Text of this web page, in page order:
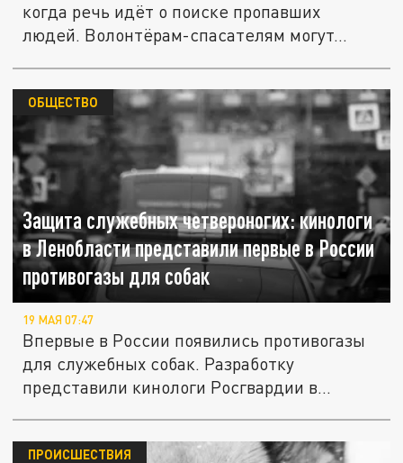
когда речь идёт о поиске пропавших
людей. Волонтёрам-спасателям могут...
Защита служебных четвероногих: кинологи
в Ленобласти представили первые в России
противогазы для собак
ОБЩЕСТВО
19 МАЯ 07:47
Впервые в России появились противогазы
для служебных собак. Разработку
представили кинологи Росгвардии в...
ПРОИСШЕСТВИЯ